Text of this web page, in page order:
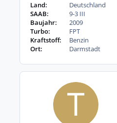
Land:
Deutschland
SAAB:
9-3 III
Baujahr:
2009
Turbo:
FPT
Kraftstoff:
Benzin
Ort:
Darmstadt